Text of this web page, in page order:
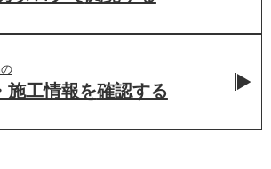
施工情報を確認する